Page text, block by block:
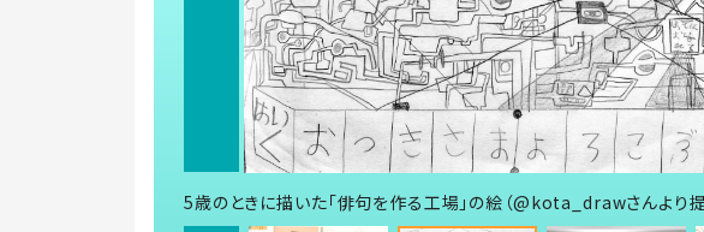
5歳のときに描いた「俳句を作る工場」の絵（@kota_drawさんより提